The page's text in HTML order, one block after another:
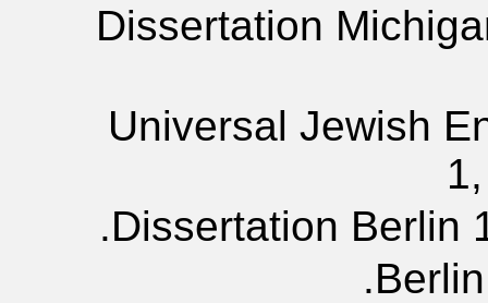
Dissertation
Universal Jewish
Dissertation Berlin